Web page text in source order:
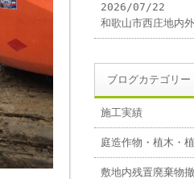
2026/07/22
和歌山市西庄地内
ブログカテゴリー
施工実績
庭造作物・植木・
敷地内残置廃棄物